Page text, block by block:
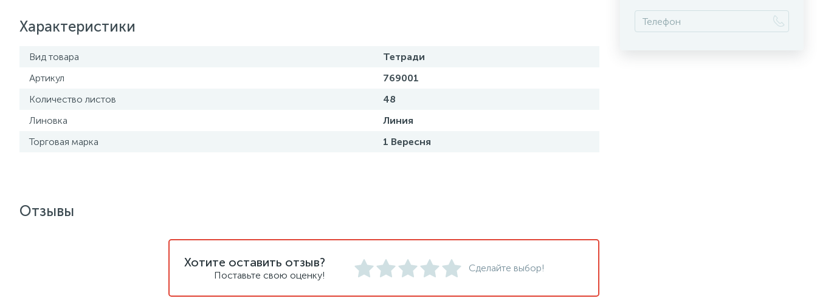
Характеристики
Вид товара
Тетради
Артикул
769001
Количество листов
48
Линовка
Линия
Торговая марка
1 Вересня
Отзывы
Хотите оставить отзыв?
Поставьте свою оценку!
Сделайте выбор!